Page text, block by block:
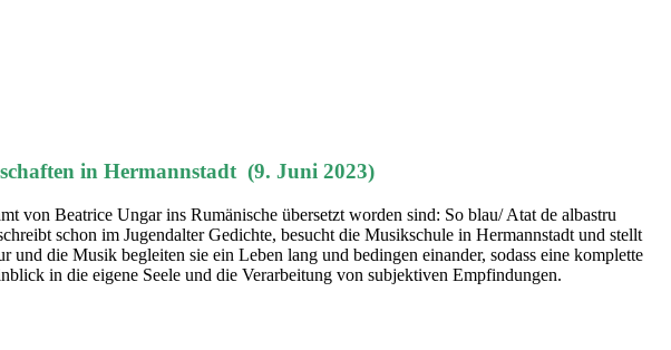
in Hermannstadt (9. Juni 2023)
von Beatrice Ungar ins Rumänische übersetzt worden sind: So blau/ Atat de albastru
schon im Jugendalter Gedichte, besucht die Musikschule in Hermannstadt und stellt
die Musik begleiten sie ein Leben lang und bedingen einander, sodass eine komplette
in die eigene Seele und die Verarbeitung von subjektiven Empfindungen.